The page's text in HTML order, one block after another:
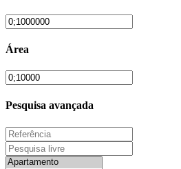
Área
Pesquisa avançada